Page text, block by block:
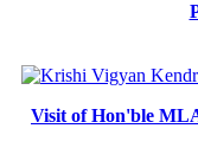
Visit of Hon'ble